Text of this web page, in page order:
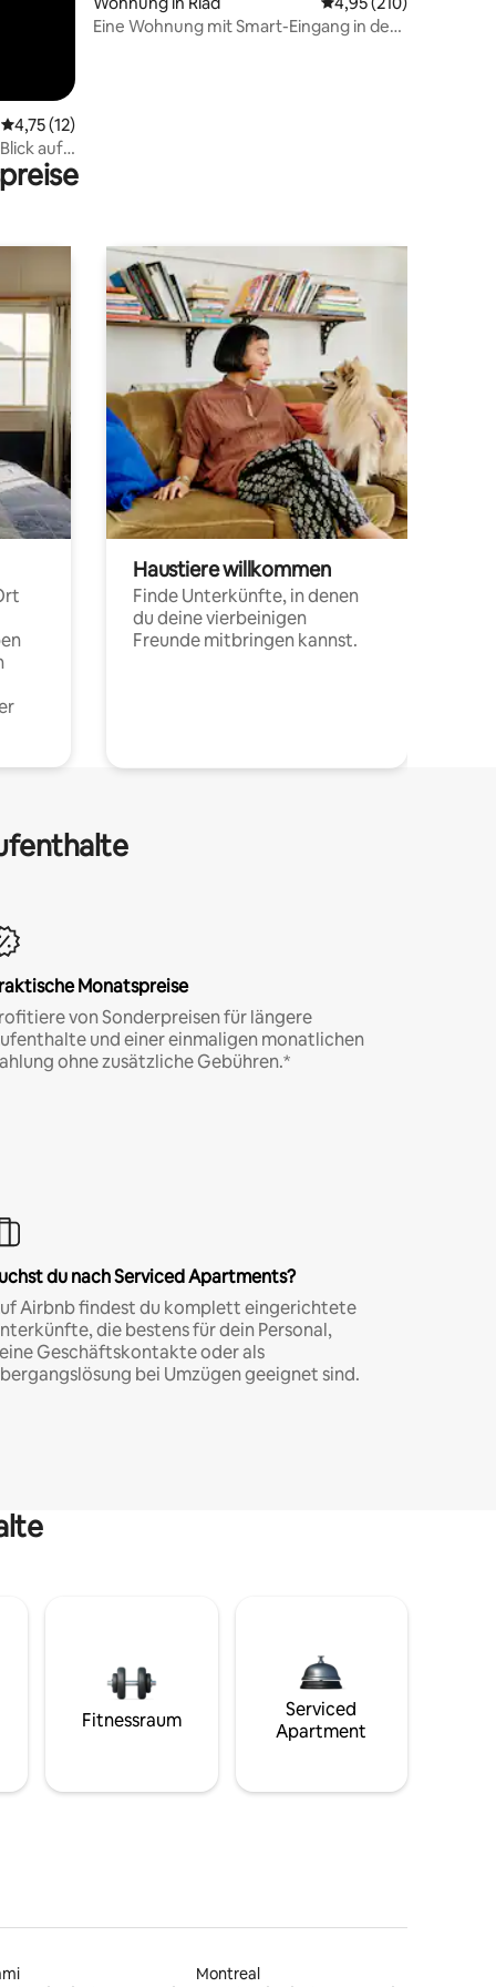
Durchschnittliche Bewertung: 4,75 von 5, 12 Bewertungen
4,75 (12)
auf
Eine Wohnung mit Smart-Eingang in der
Haustiere willkommen
Finde Unterkünfte, in denen
du deine vierbeinigen
Freunde mitbringen kannst.
Monatspreise
von Sonderpreisen für längere
und einer einmaligen monatlichen
ohne zusätzliche Gebühren.*
du nach Serviced Apartments?
Airbnb findest du komplett eingerichtete
die bestens für dein Personal,
Geschäftskontakte oder als
bei Umzügen geeignet sind.
Fitnessraum
Serviced
Apartment
Montreal